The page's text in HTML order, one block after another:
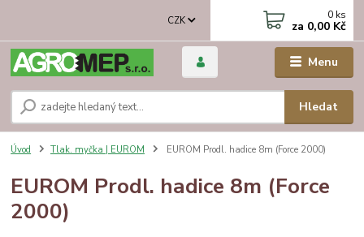
Menu
CZK
Hledat
0 ks
za 0,00 Kč
Úvod Tlak. myčka | EUROM EUROM Prodl. hadice 8m (Force 2000)
EUROM Prodl. hadice 8m (Force
2000)